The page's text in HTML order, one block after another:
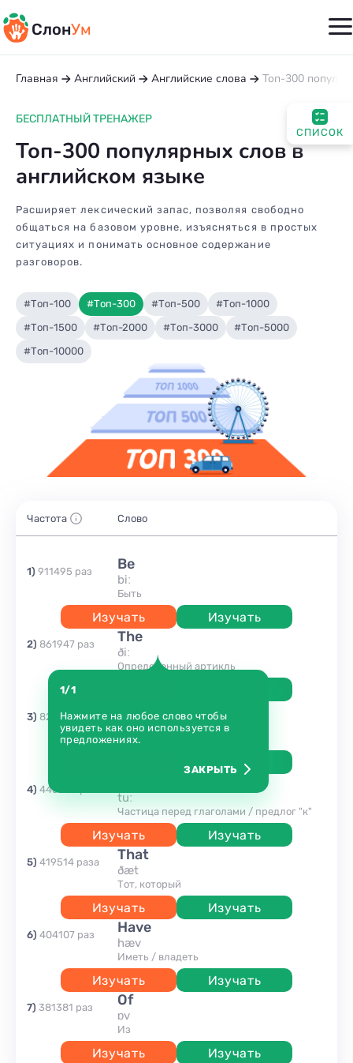
СлонУм
Главная Английский Английские слова Топ-300
БЕСПЛАТНЫЙ ТРЕНАЖЕР
Топ-300 популярных слов в
английском языке
Расширяет лексический запас, позволяя свободно
общаться на базовом уровне, изъясняться в простых
ситуациях и понимать основное содержание
разговоров.
#Топ-100 #Топ-300 #Топ-500
#Топ-1000
#Топ-1500
#Топ-2000 #Топ-3000
#Топ-5000
#Топ-10000
Частота Слово
1) 911495 раз be
biː
быть
Изучать Изучать
2) 861947 раз the
ðiː
Определенный артикль
1/1
Нажмите на любое слово чтобы
увидеть как оно используется в
предложениях.
ЗАКРЫТЬ
3) 827210 раз and
ænd
и
Изучать
4) 445350
tuː
Частица перед глаголами / предлог "к"
Изучать Изучать
5) 419514 раза that
ðæt
Тот, который
Изучать Изучать
6) 404107 раз have
hæv
иметь / владеть
Изучать Изучать
7) 381381 раз of
ɒv
Из
Изучать Изучать
СПИСОК